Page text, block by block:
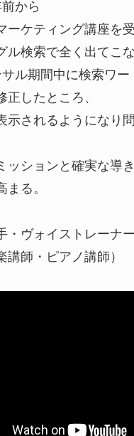
から
ーケティング講座を
ル検索で全く出てこな
ル期間中に検索ワー
正したところ、
示されるようになり
ッションと確実な導
まる。
・ヴォイストレーナ
講師・ピアノ講師）